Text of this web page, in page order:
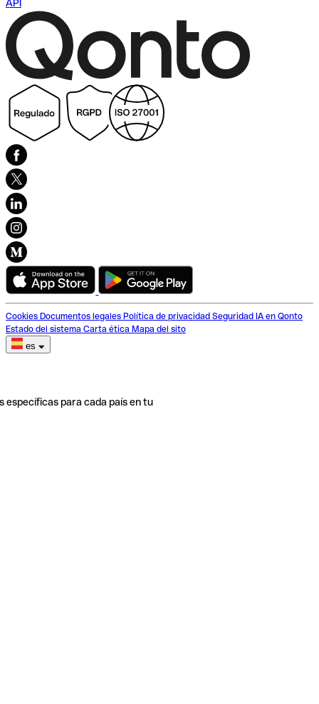
API
Cookies Documentos legales Política de privacidad Seguridad IA en Qonto
Estado del sistema Carta ética Mapa del sito
es
específicas para cada país en tu